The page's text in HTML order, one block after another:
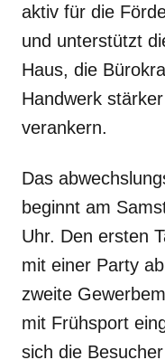
aktiv für die
und unterstützt
Haus, die
Handwerk
verankern.
Das
beginnt am
Uhr. Den ersten
mit einer Party
zweite
mit Frühsport
sich die